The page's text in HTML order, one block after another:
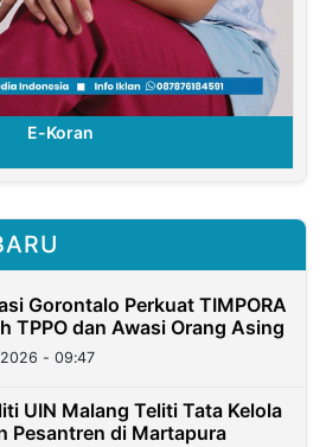
E-Koran
Gorontalo Perkuat TIMPORA
TPPO dan Awasi Orang Asing
- 09:47
UIN Malang Teliti Tata Kelola
Pesantren di Martapura